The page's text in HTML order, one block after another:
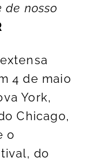
de nosso
4 de maio
York,
Chicago,
o
do